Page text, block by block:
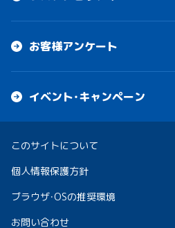
お客様アンケート
イベント・キャンペーン
このサイトについて
個人情報保護方針
ブラウザ・OSの推奨環境
お問い合わせ